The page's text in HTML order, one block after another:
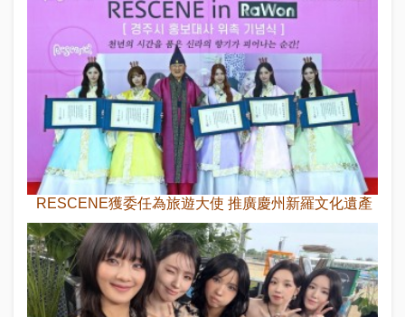
RESCENE獲委任為旅遊大使 推廣慶州新羅文化遺產